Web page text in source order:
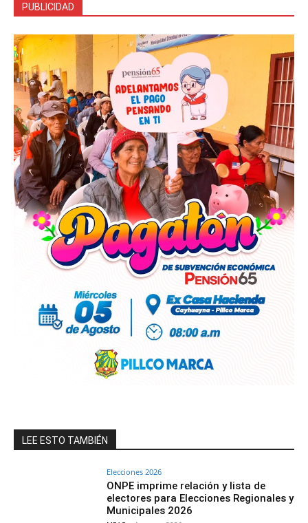
PUBLICIDAD
LEE ESTO TAMBIÉN
Elecciones 2026
ONPE imprime relación y lista de
electores para Elecciones Regionales y
Municipales 2026